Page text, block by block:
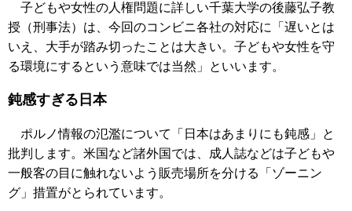
子どもや女性の人権問題に詳しい千葉大学の後藤弘子教
授（刑事法）は、今回のコンビニ各社の対応に「遅いとは
いえ、大手が踏み切ったことは大きい。子どもや女性を守
る環境にするという意味では当然」といいます。
鈍感すぎる日本
ポルノ情報の氾濫について「日本はあまりにも鈍感」と
批判します。米国など諸外国では、成人誌などは子どもや
一般客の目に触れないよう販売場所を分ける「ゾーニン
グ」措置がとられています。